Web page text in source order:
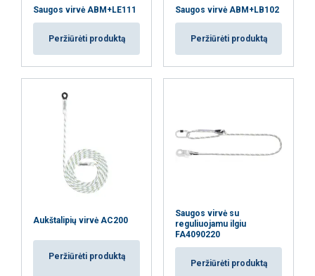
Saugos virvė ABM+LE111
Peržiūrėti produktą
Saugos virvė ABM+LB102
Peržiūrėti produktą
Aukštalipių virvė AC200
Peržiūrėti produktą
Saugos virvė su
reguliuojamu ilgiu
FA4090220
Peržiūrėti produktą